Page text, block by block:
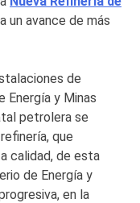
un avance de más
de
Energía y Minas
petrolera se
que
calidad, de esta
de Energía y
en la